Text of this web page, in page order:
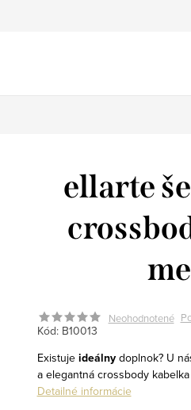
ellarte
Neohodnotené
Kód: B10013
Existuje ideálny doplnok? U
a elegantná crossbody
Detailné informácie